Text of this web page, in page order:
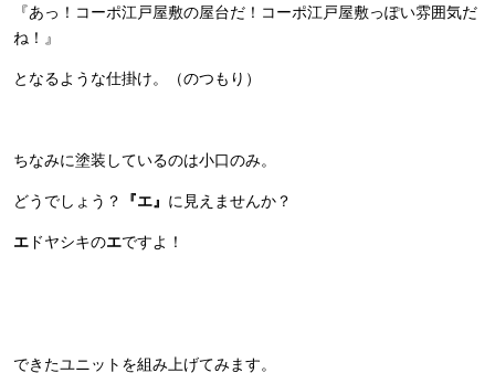
『あっ！コーポ江戸屋敷の屋台だ！コーポ江戸屋敷っぽい雰囲気だ
ね！』
となるような仕掛け。（のつもり）
ちなみに塗装しているのは小口のみ。
どうでしょう？ 『エ』 に見えませんか？
エ ドヤシキのエですよ！
できたユニットを組み上げてみます。